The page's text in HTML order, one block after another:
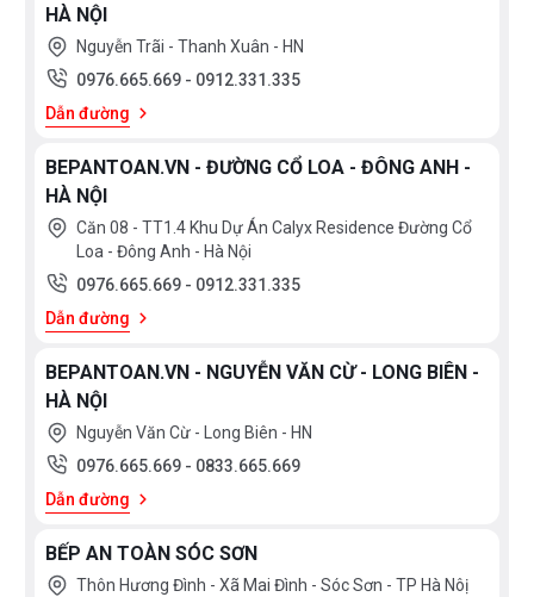
Ngoài ra, người dùng nhấn giữ nút Setup 3 sec trong
khoảng 3 giây để tiến hành thiết lập các tính năng điều
chỉnh như:
Điều chỉnh muối (Ký hiệu là H)
Điều chỉnh nước bóng (Ký hiệu là R)
Điều chỉnh độ khô (Ký hiệu là D)
HÀ NỘI
Nguyễn Trãi - Thanh Xuân - HN
0976.665.669 - 0912.331.335
Dẫn đường
BEPANTOAN.VN - ĐƯỜNG CỔ LOA - ĐÔNG ANH -
HÀ NỘI
Căn 08 - TT1.4 Khu Dự Án Calyx Residence Đường Cổ
Loa - Đông Anh - Hà Nội
0976.665.669 - 0912.331.335
Dẫn đường
BEPANTOAN.VN - NGUYỄN VĂN CỪ - LONG BIÊN -
HÀ NỘI
Nguyễn Văn Cừ - Long Biên - HN
0976.665.669 - 0833.665.669
Dẫn đường
BẾP AN TOÀN SÓC SƠN
Thôn Hương Đình - Xã Mai Đình - Sóc Sơn - TP Hà Nôị